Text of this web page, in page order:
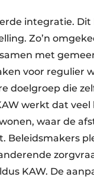
integratie.
Zo’n
met
voor regulier
doelgroep die
werkt dat
waar de
KAW. De